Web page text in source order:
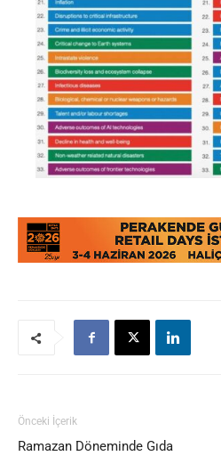
Önceki İçerik
Ramazan Döneminde Gıda